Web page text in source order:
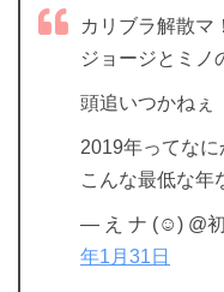
カリブラ解散マ
ジョージとミノ
頭追いつかねぇ
2019年ってな
こんな最低な年
— え ナ (☺︎) @初
年1月31日